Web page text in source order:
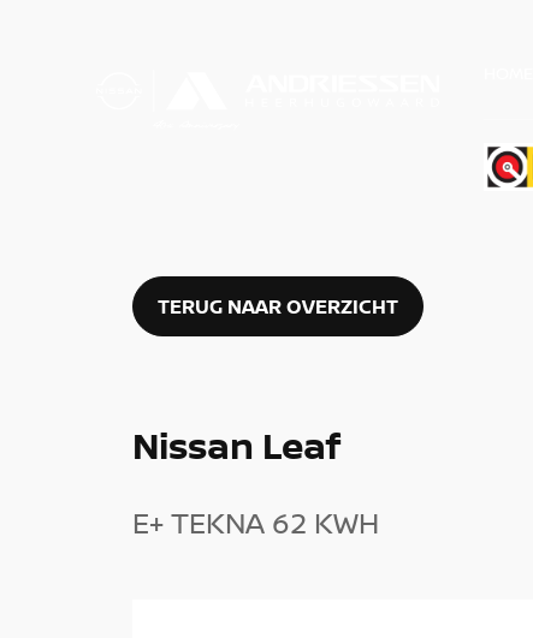
TERUG NAAR OVERZICHT
Nissan Leaf
E+ TEKNA 62 KWH